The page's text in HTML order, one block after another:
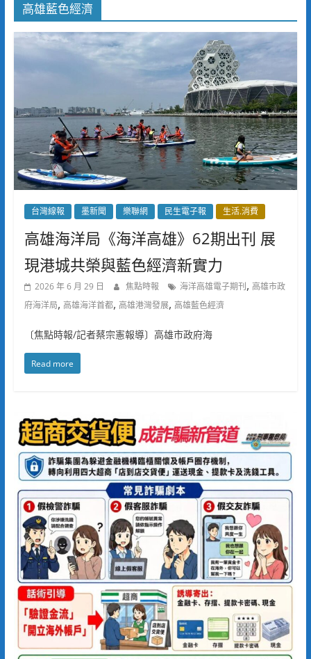
高雄藍色經濟
台灣線報 墨新聞 樂聯網 民生電子報 生活.消費
高雄海洋局《海洋高雄》62期出刊 展
現港城共榮與藍色經濟新實力
2026 年 6 月 29 日 焦點時報 海洋高雄電子期刊, 高雄市政
府海洋局, 高雄海洋首都, 高雄港灣發展, 高雄藍色經濟
〔焦點時報/記者蔡宗憲報導〕高雄市政府海
Read more